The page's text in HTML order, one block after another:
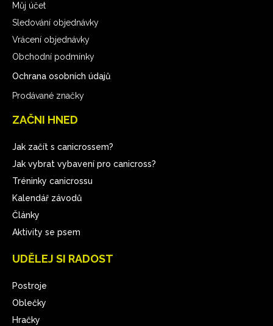
Můj účet
Sledování objednávky
Vrácení objednávky
Obchodní podmínky
Ochrana osobních údajů
Prodávané značky
ZAČNI HNED
Jak začít s canicrossem?
Jak vybrat vybavení pro canicross?
Tréninky canicrossu
Kalendář závodů
Články
Aktivity se psem
UDĚLEJ SI RADOST
Postroje
Oblečky
Hračky